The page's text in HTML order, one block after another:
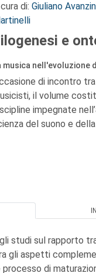
di: Giuliano
e
musica nell'evoluzione
di incontro
il volume
impegnate
del suono e
studi sul rapporto
gli aspetti
di